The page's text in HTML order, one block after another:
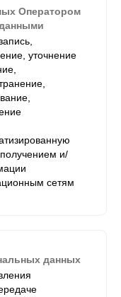
Оператором
уточнение
и/
сетям
данных